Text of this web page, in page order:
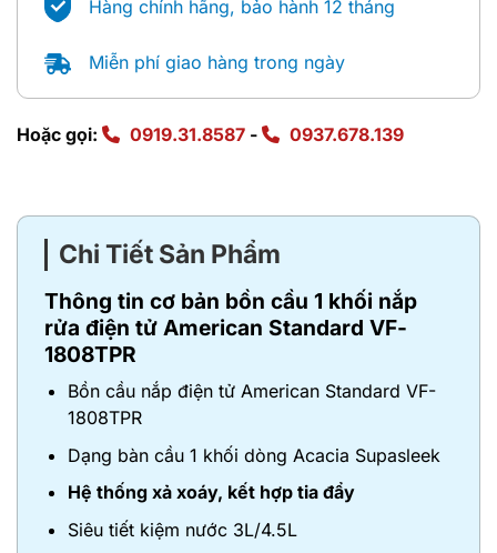
Hàng chính hãng, bảo hành 12 tháng
Miễn phí giao hàng trong ngày
Hoặc gọi: 0919.31.8587 - 0937.678.139
Chi Tiết Sản Phẩm
Thông tin cơ bản bồn cầu 1 khối nắp
rửa điện tử American Standard VF-
1808TPR
Bồn cầu nắp điện tử American Standard VF-
1808TPR
Dạng bàn cầu 1 khối dòng Acacia Supasleek
Hệ thống xả xoáy, kết hợp tia đẩy
Siêu tiết kiệm nước 3L/4.5L